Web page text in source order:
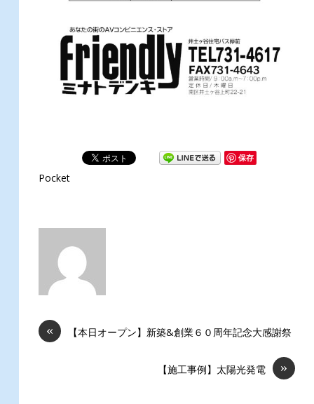
保存
Pocket
« 【本日オープン】新築&創業６０周年記念大感謝祭
»
【施工事例】太陽光発電